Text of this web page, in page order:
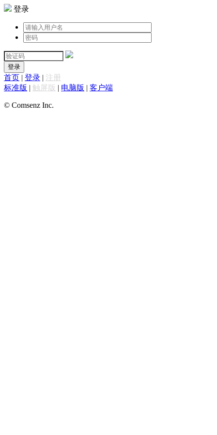
登录
登录
首页 | 登录 | 注册
标准版 | 触屏版 | 电脑版 | 客户端
© Comsenz Inc.